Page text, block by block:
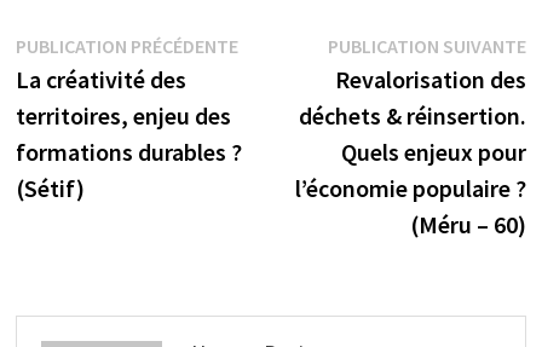
Navigation
de
l’article
PUBLICATION PRÉCÉDENTEPublication
précédente :
La créativité des
territoires, enjeu des
formations durables ?
(Sétif)
PUBLICATION SUIVANTE
Revalorisation des
déchets & réinsertion.
Quels enjeux pour
l’économie populaire ?
(Méru – 60)